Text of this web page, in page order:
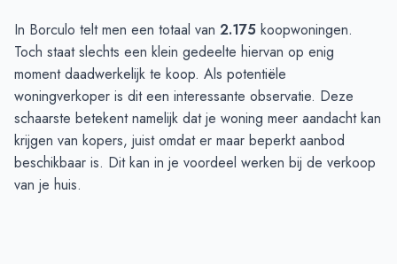
In Borculo telt men een totaal van 2.175 koopwoningen.
Toch staat slechts een klein gedeelte hiervan op enig
moment daadwerkelijk te koop. Als potentiële
woningverkoper is dit een interessante observatie. Deze
schaarste betekent namelijk dat je woning meer aandacht kan
krijgen van kopers, juist omdat er maar beperkt aanbod
beschikbaar is. Dit kan in je voordeel werken bij de verkoop
van je huis.